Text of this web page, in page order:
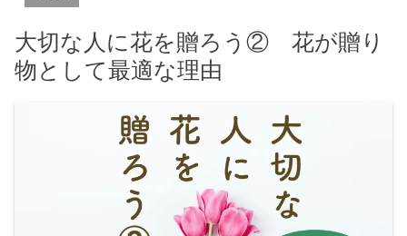
大切な人に花を贈ろう② 花が贈り
物として最適な理由